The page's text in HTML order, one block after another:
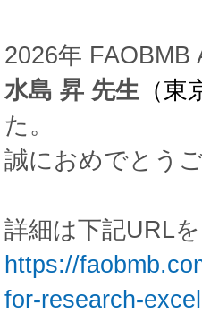
2026年
水島 昇 先生 （
た。
誠におめでとう
詳細は下記URL
https://
for-research-